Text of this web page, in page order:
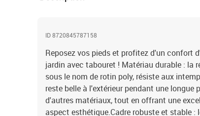
ID 8720845787158
Reposez vos pieds et profitez d'un confort
jardin avec tabouret ! Matériau durable : la
sous le nom de rotin poly, résiste aux
reste belle à l'extérieur pendant une longue
d'autres matériaux, tout en offrant une
aspect esthétique.Cadre robuste et stable :